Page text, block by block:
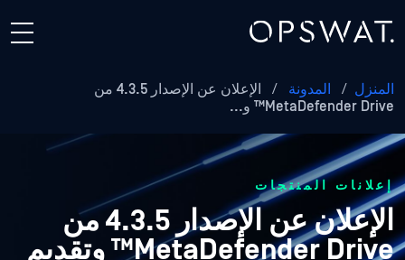
المنزل / المدونة /
الإعلان عن الإصدار 4.3.5 من
MetaDefender Drive™ و...
إعلانات المنتجات
الإعلان عن الإصدار 4.3.5 من
MetaDefender Drive™ وتقديم